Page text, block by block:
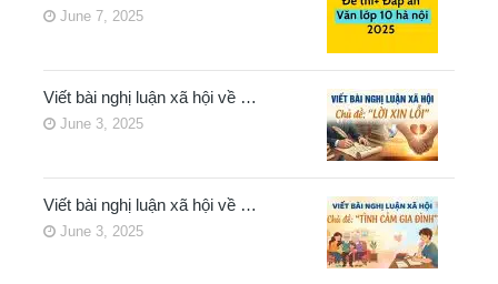
June 7, 2025
Viết bài nghị luận xã hội về …
June 3, 2025
Viết bài nghị luận xã hội về …
June 3, 2025